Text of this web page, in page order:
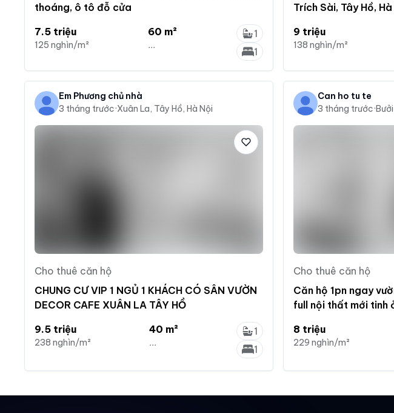
thoáng, ô tô đỗ cửa
7.5 triệu
125 nghìn/m²
60 m²
...
1
1
Trích Sài, Tây Hồ,
9 triệu
138 nghìn/m²
Em Phương chủ nhà
3 tháng trước·Xuân La, Tây Hồ, Hà Nội
Cho thuê căn hộ
CHUNG CƯ VIP 1 NGỦ 1 KHÁCH CÓ SÂN VƯỜN
DECOR CAFE XUÂN LA TÂY HỒ
9.5 triệu
238 nghìn/m²
40 m²
...
1
1
Can ho tu te
3 tháng trước·
Cho thuê căn hộ
Căn hộ 1pn ngay
full nội thất mới tinh
8 triệu
229 nghìn/m²